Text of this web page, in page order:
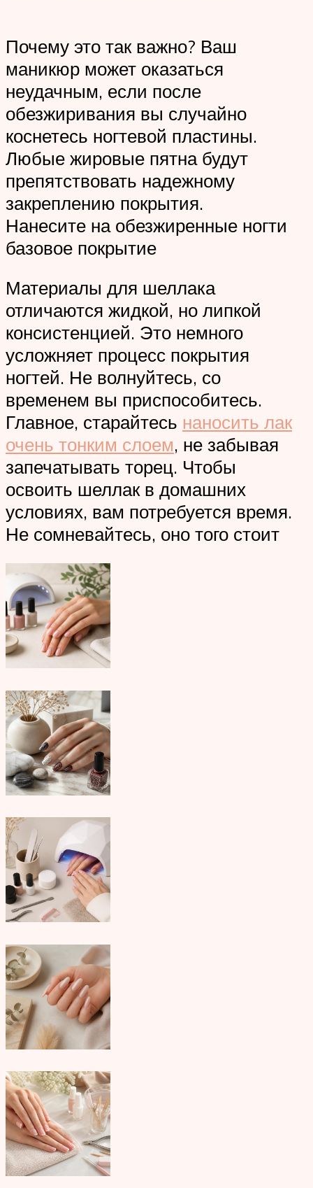
Почему это так важно? Ваш
маникюр может оказаться
неудачным, если после
обезжиривания вы случайно
коснетесь ногтевой пластины.
Любые жировые пятна будут
препятствовать надежному
закреплению покрытия.
Нанесите на обезжиренные ногти
базовое покрытие
Материалы для шеллака
отличаются жидкой, но липкой
консистенцией. Это немного
усложняет процесс покрытия
ногтей. Не волнуйтесь, со
временем вы приспособитесь.
Главное, старайтесь наносить лак
очень тонким слоем, не забывая
запечатывать торец. Чтобы
освоить шеллак в домашних
условиях, вам потребуется время.
Не сомневайтесь, оно того стоит